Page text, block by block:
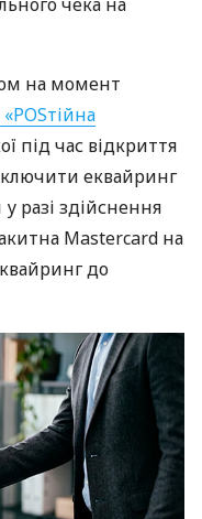
на момент
«POSтійна
під час відкриття
еквайринг
разі здійснення
Mastercard на
до